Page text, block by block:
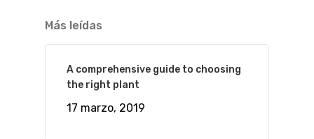
Más leídas
A comprehensive guide to choosing
the right plant
17 marzo, 2019